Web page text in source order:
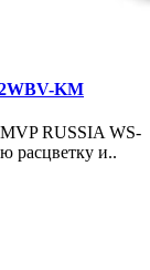
KM
RUSSIA WS-
расцветку и..